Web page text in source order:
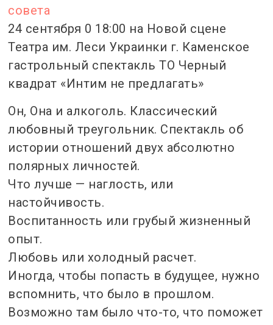
совета
24 сентября 0 18:00 на Новой сцене
Театра им. Леси Украинки г. Каменское
гастрольный спектакль ТО Черный
квадрат «Интим не предлагать»
Он, Она и алкоголь. Классический
любовный треугольник. Спектакль об
истории отношений двух абсолютно
полярных личностей.
Что лучше — наглость, или
настойчивость.
Воспитанность или грубый жизненный
опыт.
Любовь или холодный расчет.
Иногда, чтобы попасть в будущее, нужно
вспомнить, что было в прошлом.
Возможно там было что-то, что поможет